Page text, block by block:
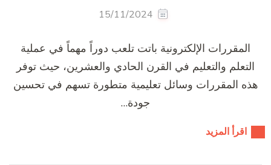
15/11/2024
المقررات الإلكترونية باتت تلعب دوراً مهماً في عملية
التعلم والتعليم في القرن الحادي والعشرين، حيث توفر
هذه المقررات وسائل تعليمية متطورة تسهم في تحسين
جودة…
اقرأ المزيد